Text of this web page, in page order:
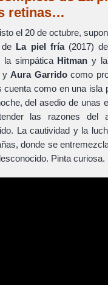
retinas…
el 20 de octubre,
La piel fría(2017)
la simpática Hitman y
yAura Garridocomo
cuenta como en una isla
del asedio de unas
las razones del
La cautividad y la
donde se
Pinta curiosa.